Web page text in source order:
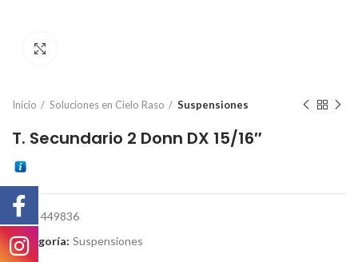
Inicio Soluciones en Cielo Raso Suspensiones
T. Secundario 2 Donn DX 15/16″
SKU: 449836
Categoría: Suspensiones